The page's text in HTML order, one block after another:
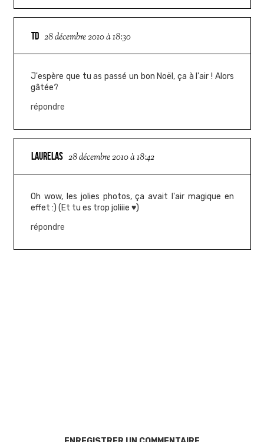
TD 28 décembre 2010 à 18:30
J'espère que tu as passé un bon Noël, ça à l'air ! Alors
gâtée?
répondre
LAURELAS 28 décembre 2010 à 18:42
Oh wow, les jolies photos, ça avait l'air magique en
effet :) (Et tu es trop joliiie ♥)
répondre